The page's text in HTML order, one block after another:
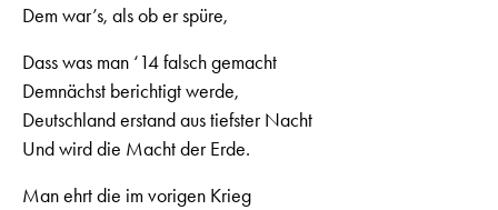
Dem war’s, als ob er spüre,
Dass was man ‘14 falsch gemacht
Demnächst berichtigt werde,
Deutschland erstand aus tiefster Nacht
Und wird die Macht der Erde.
Man ehrt die im vorigen Krieg